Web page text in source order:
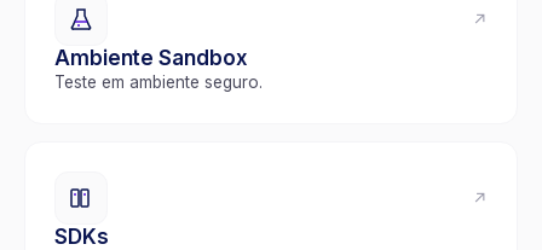
↗
Ambiente Sandbox
Teste em ambiente seguro.
↗
SDKs